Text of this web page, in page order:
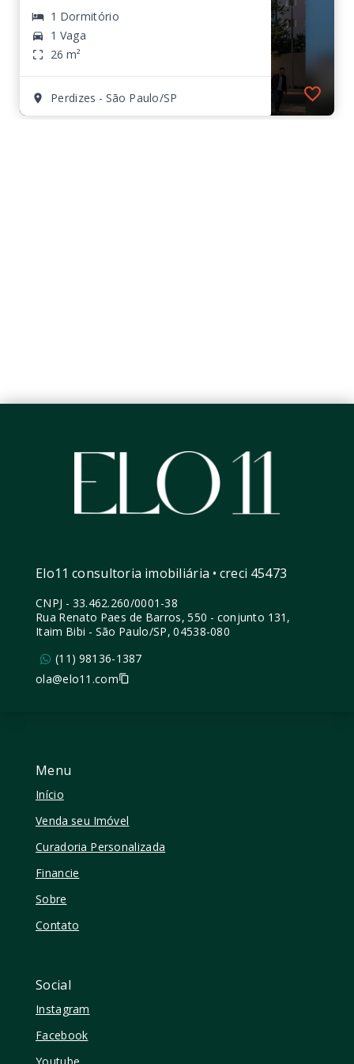
1 Dormitório
1 Vaga
26 m²
Perdizes - São Paulo/SP
Menu
Início
Venda seu Imóvel
Curadoria Personalizada
Financie
Sobre
Contato
Social
Instagram
Facebook
Youtube
Elo11 consultoria imobiliária • creci 45473
CNPJ - 33.462.260/0001-38
Rua Renato Paes de Barros, 550 - conjunto 131,
Itaim Bibi - São Paulo/SP, 04538-080
(11) 98136-1387
ola@elo11.com